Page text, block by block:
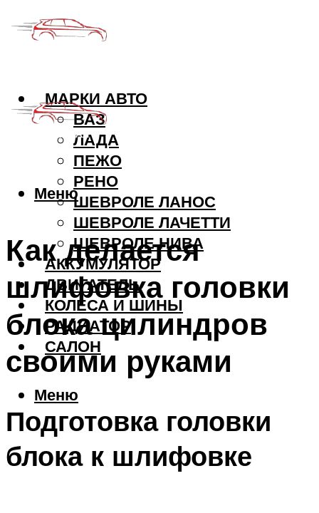
МАРКИ АВТО
ВАЗ
ЛАДА
ПЕЖО
РЕНО
ШЕВРОЛЕ ЛАНОС
ШЕВРОЛЕ ЛАЧЕТТИ
ШЕВРОЛЕ НИВА
АККУМУЛЯТОР
ДВИГАТЕЛЬ
КОЛЕСА И ШИНЫ
РАДИАТОР
САЛОН
Меню
Меню
Как делается
шлифовка головки
блока цилиндров
своими руками
Подготовка головки
блока к шлифовке